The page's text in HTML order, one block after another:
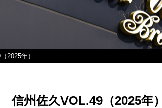
2025年）
信州佐久VOL.49（2025年）